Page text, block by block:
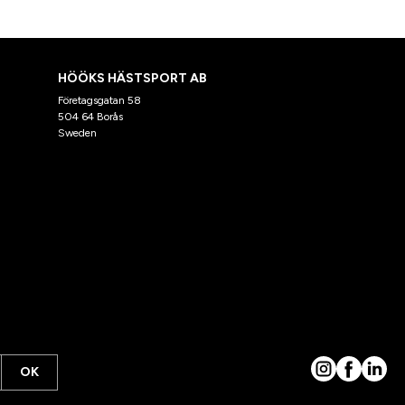
HÖÖKS HÄSTSPORT AB
Företagsgatan 58
504 64 Borås
Sweden
OK